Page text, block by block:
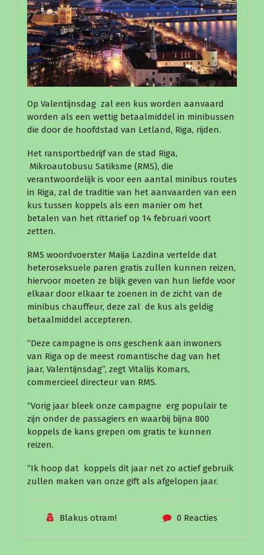
Op Valentijnsdag zal een kus worden aanvaard
worden als een wettig betaalmiddel in minibussen
die door de hoofdstad van Letland, Riga, rijden.
Het ransportbedrijf van de stad Riga,
Mikroautobusu Satiksme (RMS), die
verantwoordelijk is voor een aantal minibus routes
in Riga, zal de traditie van het aanvaarden van een
kus tussen koppels als een manier om het
betalen van het rittarief op 14 februari voort
zetten.
RMS woordvoerster Maija Lazdina vertelde dat
heteroseksuele paren gratis zullen kunnen reizen,
hiervoor moeten ze blijk geven van hun liefde voor
elkaar door elkaar te zoenen in de zicht van de
minibus chauffeur, deze zal de kus als geldig
betaalmiddel accepteren.
“Deze campagne is ons geschenk aan inwoners
van Riga op de meest romantische dag van het
jaar, Valentijnsdag”, zegt Vitalijs Komars,
commercieel directeur van RMS.
“Vorig jaar bleek onze campagne erg populair te
zijn onder de passagiers en waarbij bijna 800
koppels de kans grepen om gratis te kunnen
reizen.
“Ik hoop dat koppels dit jaar net zo actief gebruik
zullen maken van onze gift als afgelopen jaar.
Blakus otram! 0 Reacties